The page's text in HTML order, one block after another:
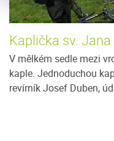
Kaplička sv. Jana
V mělkém sedle mezi
kaple. Jednoduchou
revírník Josef Duben,